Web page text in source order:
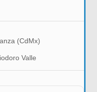
(CdMx)
Valle